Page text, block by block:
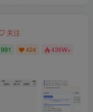
关注
991 424 436W+